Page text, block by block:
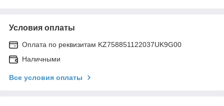
Условия оплаты
Оплата по реквизитам KZ758851122037UK9G00
Наличными
Все условия оплаты